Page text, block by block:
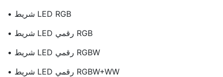
• شريط LED RGB
• شريط LED رقمي RGB
• شريط LED رقمي RGBW
• شريط LED رقمي RGBW+WW